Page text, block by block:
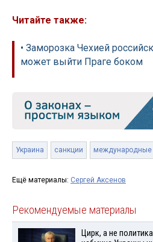
Читайте также:
• Заморозка Чехией
может выйти Праге боком
Украина санкции международные
Ещё материалы: Сергей Аксенов
Рекомендуемые материалы
Цирк, а не